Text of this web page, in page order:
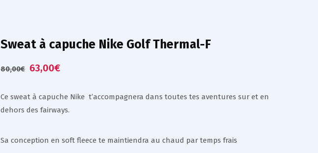
Sweat à capuche Nike Golf Thermal-F
80,00€ 63,00€
Ce sweat à capuche Nike t’accompagnera dans toutes tes aventures sur et en
dehors des fairways.
Sa conception en soft fleece te maintiendra au chaud par temps frais